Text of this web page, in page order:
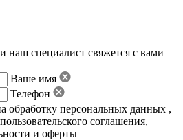
наш специалист свяжется с вами
Ваше имя
Телефон
обработку персональных данных ,
соглашения,
и оферты